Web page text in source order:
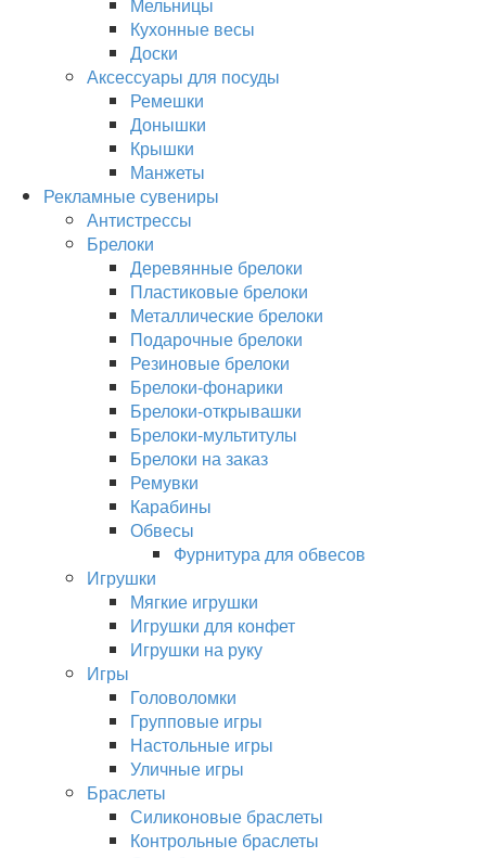
Кухонные весы
Доски
Аксессуары для посуды
Ремешки
Донышки
Крышки
Манжеты
Рекламные сувениры
Антистрессы
Брелоки
Деревянные брелоки
Пластиковые брелоки
Металлические брелоки
Подарочные брелоки
Резиновые брелоки
Брелоки-фонарики
Брелоки-открывашки
Брелоки-мультитулы
Брелоки на заказ
Ремувки
Карабины
Обвесы
Фурнитура для обвесов
Игрушки
Мягкие игрушки
Игрушки для конфет
Игрушки на руку
Игры
Головоломки
Групповые игры
Настольные игры
Уличные игры
Браслеты
Силиконовые браслеты
Контрольные браслеты